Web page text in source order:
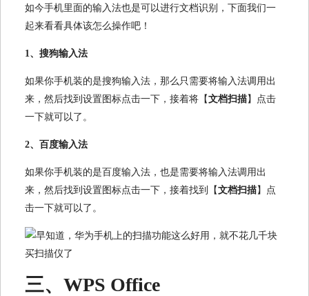
如今手机里面的输入法也是可以进行文档识别，下面我们一
起来看看具体该怎么操作吧！
1、搜狗输入法
如果你手机装的是搜狗输入法，那么只需要将输入法调用出
来，然后找到设置图标点击一下，接着将【文档扫描】点击
一下就可以了。
2、百度输入法
如果你手机装的是百度输入法，也是需要将输入法调用出
来，然后找到设置图标点击一下，接着找到【文档扫描】点
击一下就可以了。
三、WPS Office